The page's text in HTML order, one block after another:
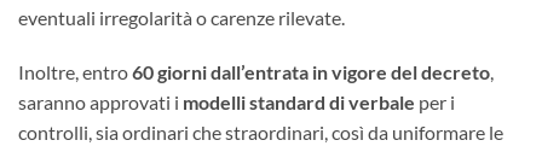
eventuali irregolarità o carenze rilevate.
Inoltre, entro60 giorni dall’entrata in vigore del decreto,
saranno approvati i modelli standard di verbale per i
controlli, sia ordinari che straordinari, così da uniformare le